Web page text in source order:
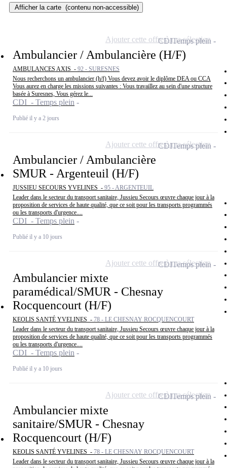
Afficher la carte (contenu non-accessible)
Ambulancier / Ambulancière (H/F)
AMBULANCES AXIS - 92 - SURESNES
Nous recherchons un ambulancier (h/f) Vous devez avoir le diplôme DEA ou CCA
Vous aurez en charge les missions suivantes : Vous travaillez au sein d'une structure
basée à Suresnes, Vous gérez le...
CDI - Temps plein
Publié il y a 2 jours
CDITemps plein
Ajouter cette offre à ma sélection
Ambulancier / Ambulancière
SMUR - Argenteuil (H/F)
JUSSIEU SECOURS YVELINES - 95 - ARGENTEUIL
Leader dans le secteur du transport sanitaire, Jussieu Secours œuvre chaque jour à la
proposition de services de haute qualité, que ce soit pour les transports programmés
ou les transports d'urgence....
CDI - Temps plein
Publié il y a 10 jours
CDITemps plein
Ajouter cette offre à ma sélection
Ambulancier mixte
paramédical/SMUR - Chesnay
Rocquencourt (H/F)
KEOLIS SANTÉ YVELINES - 78 - LE CHESNAY ROCQUENCOURT
Leader dans le secteur du transport sanitaire, Jussieu Secours œuvre chaque jour à la
proposition de services de haute qualité, que ce soit pour les transports programmés
ou les transports d'urgence....
CDI - Temps plein
Publié il y a 10 jours
CDITemps plein
Ajouter cette offre à ma sélection
Ambulancier mixte
sanitaire/SMUR - Chesnay
Rocquencourt (H/F)
KEOLIS SANTÉ YVELINES - 78 - LE CHESNAY ROCQUENCOURT
Leader dans le secteur du transport sanitaire, Jussieu Secours œuvre chaque jour à la
CDITemps plein
Ajouter cette offre à ma sélection